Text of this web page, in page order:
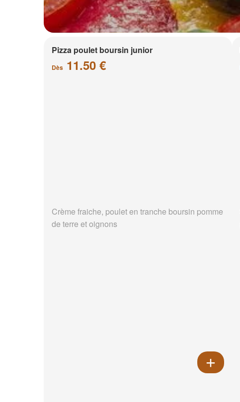
Pizza poulet boursin junior
Dès 11.50 €
Crème fraiche, poulet en tranche boursin pomme
de terre et oignons